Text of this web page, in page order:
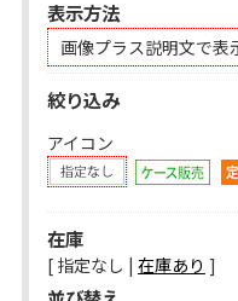
表示方法
画像プラス説明文で表
絞り込み
アイコン
在庫
[ 指定なし | 在庫あり ]